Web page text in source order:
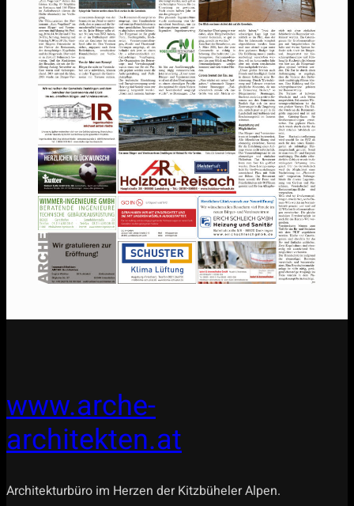
www.arche-
architekten.at
Architekturbüro im Herzen der Kitzbüheler Alpen.